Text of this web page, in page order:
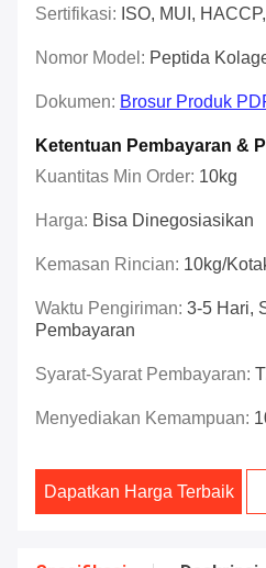
Sertifikasi: ISO, MUI,
Nomor Model: Peptida
Dokumen: Brosur Produk
Ketentuan Pembayaran &
Kuantitas Min Order: 10kg
Harga: Bisa Dinegosiasikan
Kemasan Rincian: 10kg/
Waktu Pengiriman: 3-5 Hari,
Pembayaran
Syarat-Syarat Pembayaran:
Menyediakan Kemampuan:
Dapatkan Harga Terbaik